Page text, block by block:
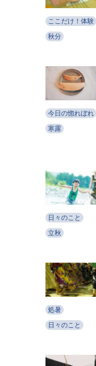
ここだけ！体験
秋分
今日の惚れぼれ
寒露
日々のこと
立秋
処暑
日々のこと